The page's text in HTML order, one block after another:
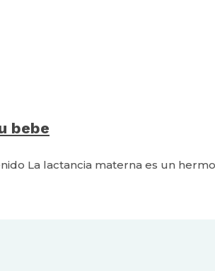
bebe
La lactancia materna es un